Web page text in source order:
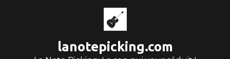
lanotepicking.com